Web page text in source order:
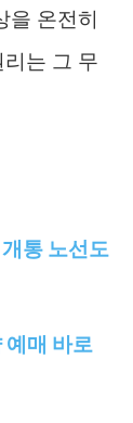
을 온전히
는 그 무
통 노선도
예매 바로